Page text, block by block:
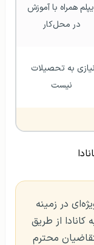
در محل‌کار
نیست
کانادا از طریق
محترم